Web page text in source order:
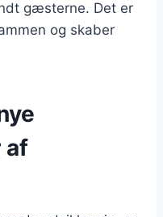
gæsterne. Det er
og skaber
af